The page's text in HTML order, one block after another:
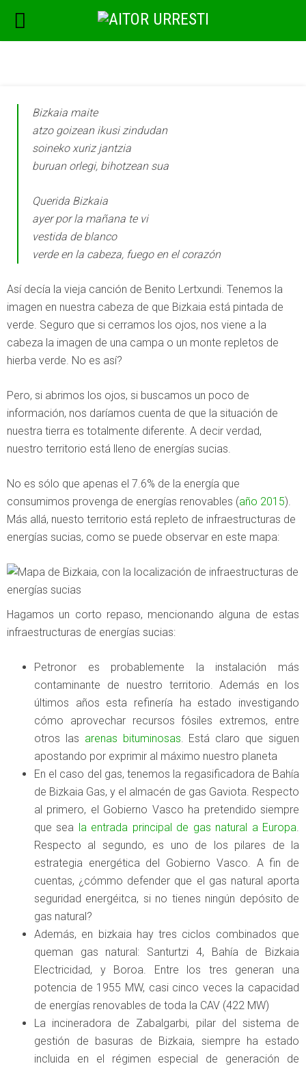
Bizkaia maite
atzo goizean ikusi zindudan
soineko xuriz jantzia
buruan orlegi, bihotzean sua
Querida Bizkaia
ayer por la mañana te vi
vestida de blanco
verde en la cabeza, fuego en el corazón
Así decía la vieja canción de Benito Lertxundi. Tenemos la
imagen en nuestra cabeza de que Bizkaia está pintada de
verde. Seguro que si cerramos los ojos, nos viene a la
cabeza la imagen de una campa o un monte repletos de
hierba verde. No es así?
Pero, si abrimos los ojos, si buscamos un poco de
información, nos daríamos cuenta de que la situación de
nuestra tierra es totalmente diferente. A decir verdad,
nuestro territorio está lleno de energías sucias.
No es sólo que apenas el 7.6% de la energía que
consumimos provenga de energías renovables (año 2015).
Más allá, nuesto territorio está repleto de infraestructuras de
energías sucias, como se puede observar en este mapa:
Hagamos un corto repaso, mencionando alguna de estas
infraestructuras de energías sucias:
Petronor es probablemente la instalación más
contaminante de nuestro territorio. Además en los
últimos años esta refinería ha estado investigando
cómo aprovechar recursos fósiles extremos, entre
otros las arenas bituminosas. Está claro que siguen
apostando por exprimir al máximo nuestro planeta
En el caso del gas, tenemos la regasificadora de Bahía
de Bizkaia Gas, y el almacén de gas Gaviota. Respecto
al primero, el Gobierno Vasco ha pretendido siempre
que sea la entrada principal de gas natural a Europa.
Respecto al segundo, es uno de los pilares de la
estrategia energética del Gobierno Vasco. A fin de
cuentas, ¿cómmo defender que el gas natural aporta
seguridad energéitca, si no tienes ningún depósito de
gas natural?
Además, en bizkaia hay tres ciclos combinados que
queman gas natural: Santurtzi 4, Bahía de Bizkaia
Electricidad, y Boroa. Entre los tres generan una
potencia de 1955 MW, casi cinco veces la capacidad
de energías renovables de toda la CAV (422 MW)
La incineradora de Zabalgarbi, pilar del sistema de
gestión de basuras de Bizkaia, siempre ha estado
incluida en el régimen especial de generación de